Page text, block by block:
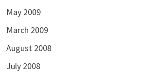
May 2009
March 2009
August 2008
July 2008